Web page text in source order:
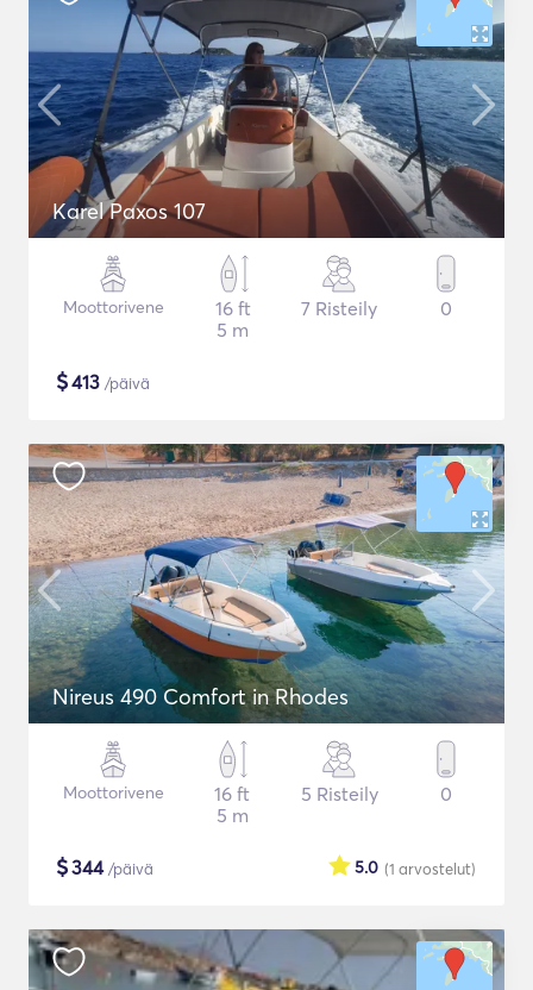
Karel Paxos 107
Moottorivene
16 ft
5 m
7 Risteily 0
$413 /päivä
Nireus 490 Comfort in Rhodes
Moottorivene
16 ft
5 m
5 Risteily 0
$344/päivä (1 arvostelut)
5.0